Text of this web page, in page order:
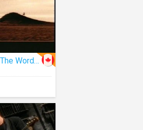
Do I Have To Say The Words?